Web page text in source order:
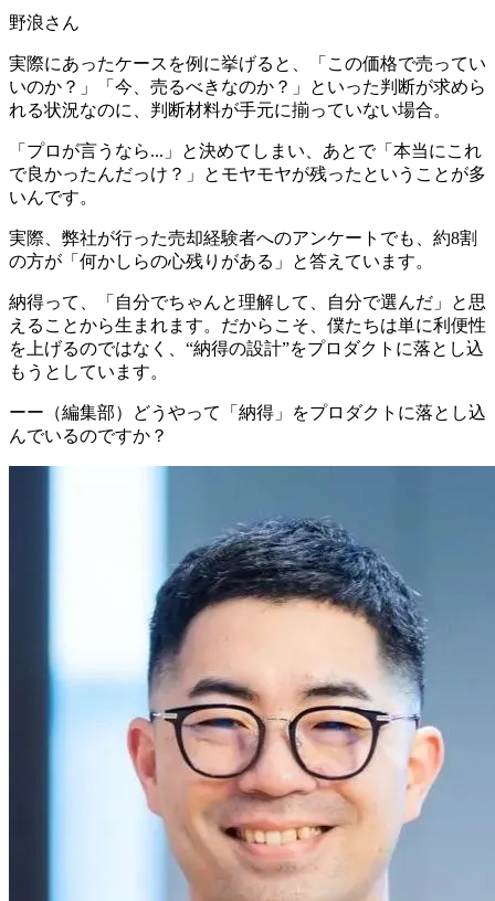
野浪さん
実際にあったケースを例に挙げると、「この価格で売ってい
いのか？」「今、売るべきなのか？」といった判断が求めら
れる状況なのに、判断材料が手元に揃っていない場合。
「プロが言うなら...」と決めてしまい、あとで「本当にこれ
で良かったんだっけ？」とモヤモヤが残ったということが多
いんです。
実際、弊社が行った売却経験者へのアンケートでも、約8割
の方が「何かしらの心残りがある」と答えています。
納得って、「自分でちゃんと理解して、自分で選んだ」と思
えることから生まれます。だからこそ、僕たちは単に利便性
を上げるのではなく、“納得の設計”をプロダクトに落とし込
もう としています。
ーー（編集部）どうやって「納得」をプロダクトに落とし込
んでいるのですか？